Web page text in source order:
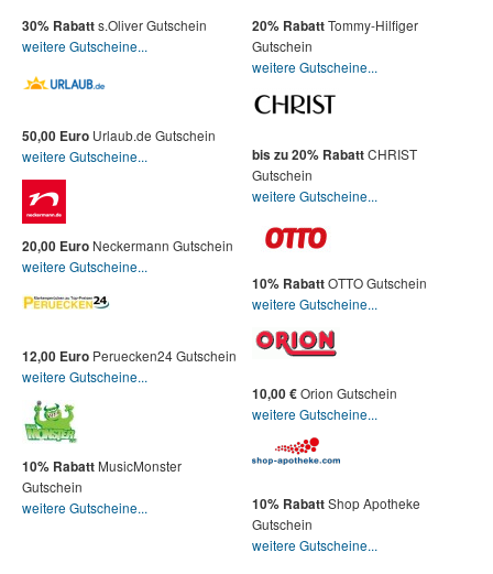
30% Rabatts.Oliver Gutschein
weitere Gutscheine...
50,00 Euro Urlaub.de Gutschein
weitere Gutscheine...
20,00 Euro Neckermann Gutschein
weitere Gutscheine...
12,00 Euro Peruecken24 Gutschein
weitere Gutscheine...
10% Rabatt MusicMonster
Gutschein
weitere Gutscheine...
20% RabattTommy-Hilfiger
Gutschein
weitere Gutscheine...
bis zu 20% RabattCHRIST
Gutschein
weitere Gutscheine...
10% RabattOTTO Gutschein
weitere Gutscheine...
10,00 €Orion Gutschein
weitere Gutscheine...
10% RabattShop Apotheke
Gutschein
weitere Gutscheine...